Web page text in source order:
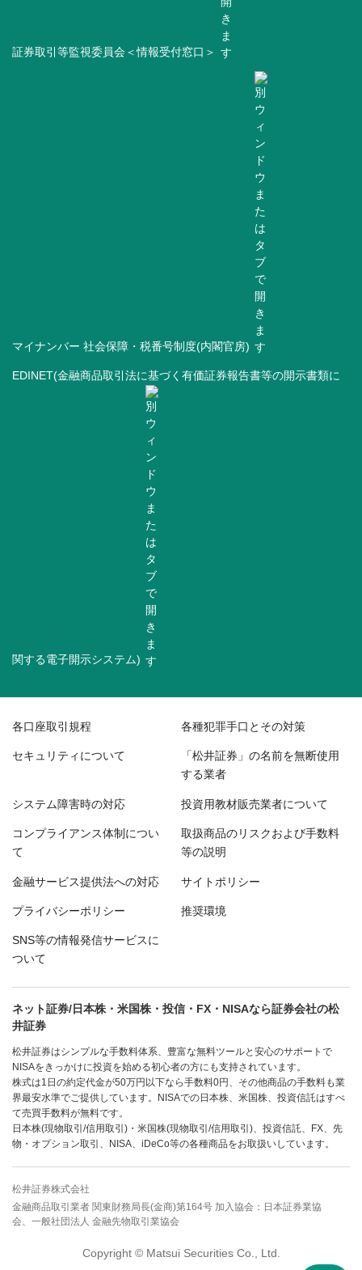
証券取引等監視委員会＜情報受付窓口＞
マイナンバー 社会保障・税番号制度(内閣官房)
EDINET(金融商品取引法に基づく有価証券報告書等の開示書類に
関する電子開示システム)
各口座取引規程 各種犯罪手口とその対策
セキュリティについて 「松井証券」の名前を無断使用
する業者
システム障害時の対応 投資用教材販売業者について
コンプライアンス体制につい
て
取扱商品のリスクおよび手数料
等の説明
金融サービス提供法への対応 サイトポリシー
プライバシーポリシー 推奨環境
SNS等の情報発信サービスに
ついて
ネット証券/日本株・米国株・投信・FX・NISAなら証券会社の松
井証券
松井証券はシンプルな手数料体系、豊富な無料ツールと安心のサポートで
NISAをきっかけに投資を始める初心者の方にも支持されています。
株式は1日の約定代金が50万円以下なら手数料0円、その他商品の手数料も業
界最安水準でご提供しています。NISAでの日本株、米国株、投資信託はすべ
て売買手数料が無料です。
日本株(現物取引/信用取引)・米国株(現物取引/信用取引)、投資信託、FX、先
物・オプション取引、NISA、iDeCo等の各種商品をお取扱いしています。
松井証券株式会社
金融商品取引業者 関東財務局長(金商)第164号 加入協会：日本証券業協
会、一般社団法人 金融先物取引業協会
Copyright © Matsui Securities Co., Ltd.